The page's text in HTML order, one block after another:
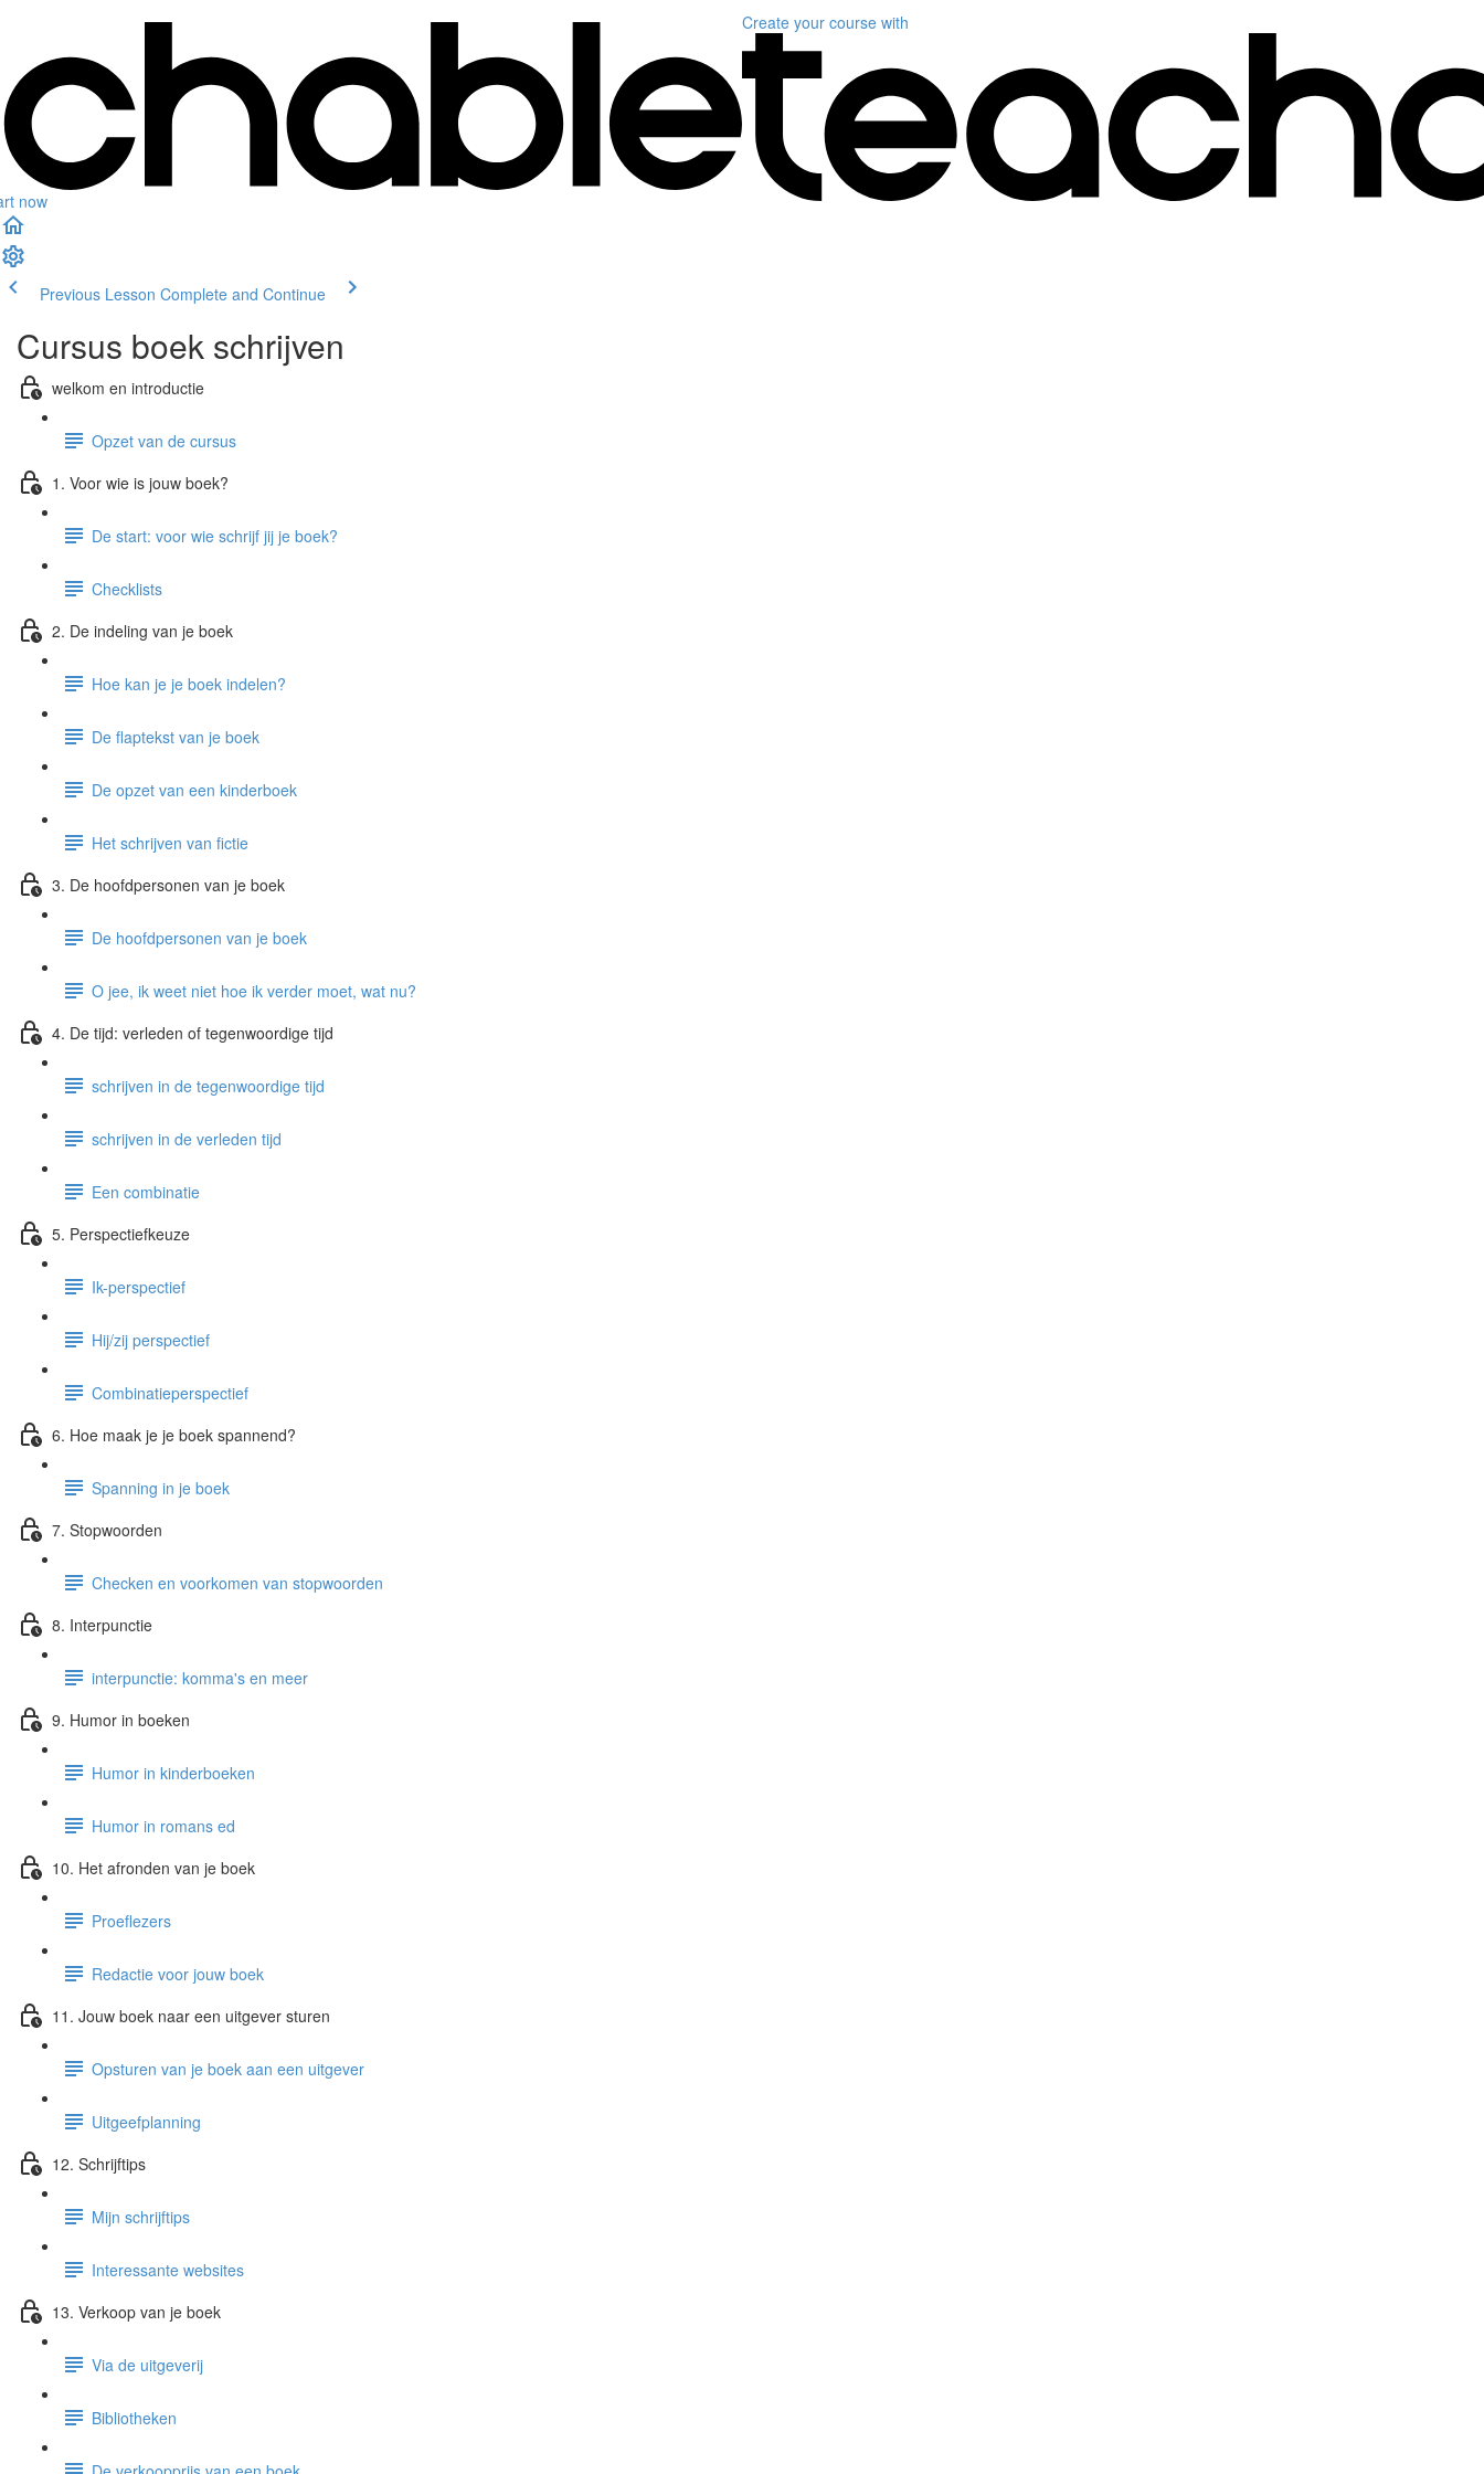
now
Create your course with
Previous Lesson Complete and Continue
Cursus boek schrijven
welkom en introductie
Opzet van de cursus
1. Voor wie is jouw boek?
De start: voor wie schrijf jij je boek?
Checklists
2. De indeling van je boek
Hoe kan je je boek indelen?
De flaptekst van je boek
De opzet van een kinderboek
Het schrijven van fictie
3. De hoofdpersonen van je boek
De hoofdpersonen van je boek
O jee, ik weet niet hoe ik verder moet, wat nu?
4. De tijd: verleden of tegenwoordige tijd
schrijven in de tegenwoordige tijd
schrijven in de verleden tijd
Een combinatie
5. Perspectiefkeuze
Ik-perspectief
Hij/zij perspectief
Combinatieperspectief
6. Hoe maak je je boek spannend?
Spanning in je boek
7. Stopwoorden
Checken en voorkomen van stopwoorden
8. Interpunctie
interpunctie: komma's en meer
9. Humor in boeken
Humor in kinderboeken
Humor in romans ed
10. Het afronden van je boek
Proeflezers
Redactie voor jouw boek
11. Jouw boek naar een uitgever sturen
Opsturen van je boek aan een uitgever
Uitgeefplanning
12. Schrijftips
Mijn schrijftips
Interessante websites
13. Verkoop van je boek
Via de uitgeverij
Bibliotheken